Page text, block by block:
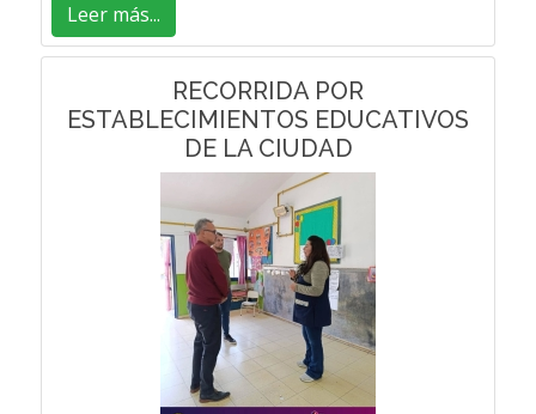
Leer más...
RECORRIDA POR
ESTABLECIMIENTOS EDUCATIVOS
DE LA CIUDAD